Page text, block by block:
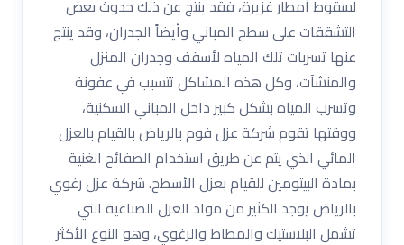
لسقوط أمطار غزيرة، فقد ينتج عن ذلك حدوث بعض
التشققات على سطح المباني وأيضاً الجدران، وقد ينتج
عنها تسربات تلك المياه لأسقف وجدران المنزل
والمنشآت، وكل هذه المشاكل تتسبب في عفونة
وتسرب المياه بشكل كبير داخل المباني السكنية،
ووقتها تقوم شركة عزل فوم بالرياض بالقيام بالعزل
المائي الذي يتم عن طريق استخدام الصفائح الغنية
بمادة البيتومين للقيام بعزل الأسطح. شركة عزل رغوي
بالرياض يوجد الكثير من مواد العزل الصناعية التي
تشمل البلاستيك والمطاط والرغوي، وهو النوع الأكثر